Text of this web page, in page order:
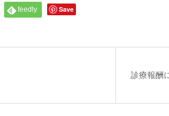
feedly Save
診療報酬